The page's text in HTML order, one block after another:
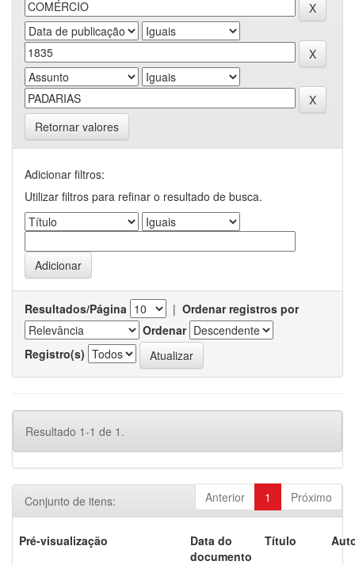
Retornar valores
Adicionar filtros:
Utilizar filtros para refinar o resultado de busca.
Resultados/Página | Ordenar registros por
Ordenar
Registro(s)
Resultado 1-1 de 1.
Anterior 1 Próximo
Conjunto de itens:
Pré-visualização
Data do
documento
Título